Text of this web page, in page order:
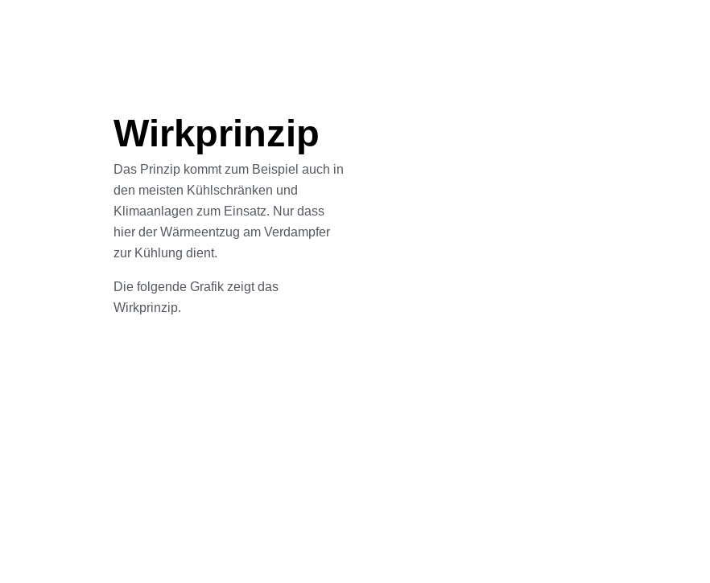
Wirkprinzip
Das Prinzip kommt zum Beispiel auch in
den meisten Kühlschränken und
Klimaanlagen zum Einsatz. Nur dass
hier der Wärmeentzug am Verdampfer
zur Kühlung dient.
Die folgende Grafik zeigt das
Wirkprinzip.